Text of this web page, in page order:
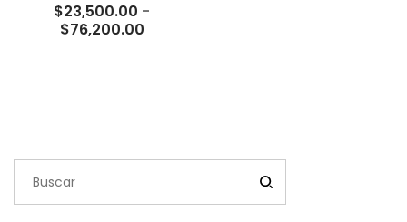
$23,500.00 -
$76,200.00Rango